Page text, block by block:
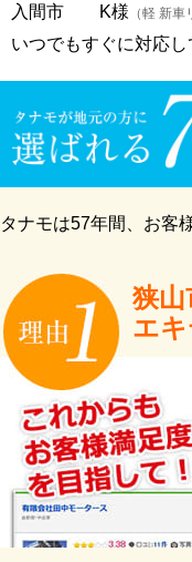
入間市 K様 （軽 新車
いつでもすぐに対応
タナモは57年間、お客
狭
エ